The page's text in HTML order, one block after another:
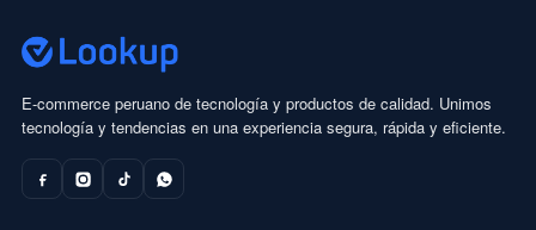
E-commerce peruano de tecnología y productos de calidad. Unimos
tecnología y tendencias en una experiencia segura, rápida y eficiente.